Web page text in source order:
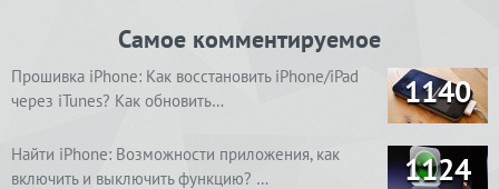
Самое комментируемое
Прошивка iPhone: Как восстановить iPhone/iPad
через iTunes? Как обновить…
1140
Найти iPhone: Возможности приложения, как
включить и выключить функцию? …
1124